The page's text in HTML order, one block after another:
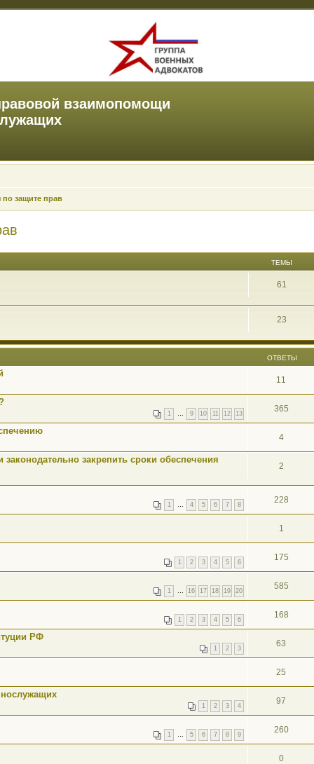
взаимопомощи
по защите прав
ТЕМЫ
61
23
ОТВЕТЫ
11
1 … 9 10 11 12 13 365
4
закрепить сроки обеспечения
2
1 … 4 5 6 7 8 228
1
1 2 3 4 5 6 175
1 … 16 17 18 19 20 585
1 2 3 4 5 6 168
РФ
1 2 3 63
25
1 2 3 4 97
1 … 5 6 7 8 9 260
0